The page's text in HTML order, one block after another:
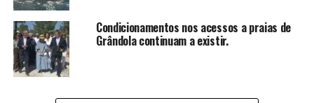
Condicionamentos nos acessos a praias de
Grândola continuam a existir.